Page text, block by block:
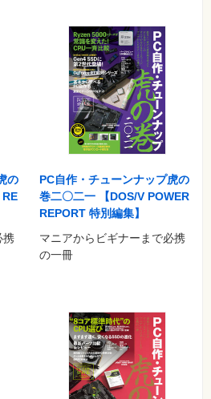
いこなすためのテクニック、設定法
】
、PCケース、電源、CPUクーラー
に収録。
の
携
PC自作・チューンナップ虎の
巻二〇二一 【DOS/V POWER
REPORT 特別編集】
マニアからビギナーまで必携
の一冊